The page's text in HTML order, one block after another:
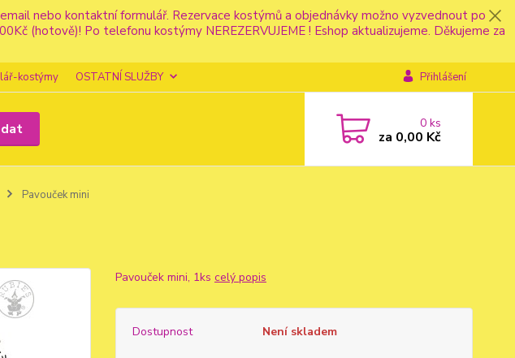
email nebo kontaktní formulář. Rezervace kostýmů a objednávky možno vyzvednout po
(hotově)! Po telefonu kostýmy NEREZERVUJEME ! Eshop aktualizujeme. Děkujeme za
kostýmy OSTATNÍ SLUŽBY Přihlášení
0ks
za 0,00 Kč
Pavouček mini
Pavouček mini, 1ks celý popis
Dostupnost Není skladem